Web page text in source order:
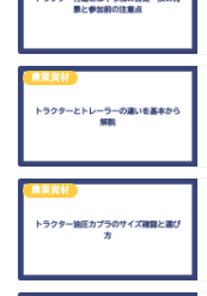
農業資材
農業資材